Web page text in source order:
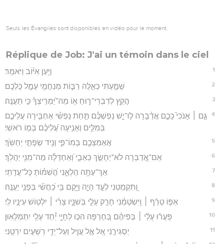
Seuls les Évangiles sont disponibles en vidéo pour le moment.
Réplique de Job: J'ai un témoin dans le ciel
1 וַיַּ֥עַן אִיּ֗וֹב וַיֹּאמַֽר׃
2 שָׁמַ֣עְתִּי כְאֵ֣לֶּה רַבּ֑וֹת מְנַחֲמֵ֖י עָמָ֣ל כֻּלְּכֶֽם׃
3 הֲקֵ֥ץ לְדִבְרֵי־ר֑וּחַ א֥וֹ מַה־יַּ֝מְרִֽיצְךָ֗ כִּ֣י תַעֲנֶֽה׃
4
גַּ֤ם ׀ אָנֹכִי֮ כָּכֶ֪ם אֲדַ֫בֵּ֥רָה ל֤וּ־יֵ֪שׁ נַפְשְׁכֶ֡ם תַּ֤חַת נַפְשִׁ֗י אַחְבִּ֣ירָה עֲלֵיכֶ֣ם
בְּמִלִּ֑ים וְאָנִ֥יעָה עֲ֝לֵיכֶ֗ם בְּמ֣וֹ רֹאשִֽׁי׃
5 אֲאַמִּצְכֶ֥ם בְּמוֹ־פִ֑י וְנִ֖יד שְׂפָתַ֣י יַחְשֹֽׂךְ׃
6 אִֽם־אֲ֭דַבְּרָה לֹא־יֵחָשֵׂ֣ךְ כְּאֵבִ֑י וְ֝אַחְדְּלָ֗ה מַה־מִנִּ֥י יַהֲלֹֽךְ׃
7 אַךְ־עַתָּ֥ה הֶלְאָ֑נִי הֲ֝שִׁמּ֗וֹתָ כָּל־עֲדָתִֽי׃
8 וַֽ֭תִּקְמְטֵנִי לְעֵ֣ד הָיָ֑ה וַיָּ֥קָם בִּ֥י כַ֝חֲשִׁ֗י בְּפָנַ֥י יַעֲנֶֽה׃
9 אַפּ֤וֹ טָרַ֨ף ׀ וַֽיִּשְׂטְמֵ֗נִי חָרַ֣ק עָלַ֣י בְּשִׁנָּ֑יו צָרִ֓י ׀ יִלְט֖וֹשׁ עֵינָ֣יו לִֽי׃
10 פָּעֲר֬וּ עָלַ֨י ׀ בְּפִיהֶ֗ם בְּ֭חֶרְפָּה הִכּ֣וּ לְחָיָ֑י יַ֝֗חַד עָלַ֥י יִתְמַלָּאֽוּן׃
11 יַסְגִּירֵ֣נִי אֵ֭ל אֶ֣ל עֲוִ֑יל וְעַל־יְדֵ֖י רְשָׁעִ֣ים יִרְטֵֽנִי׃